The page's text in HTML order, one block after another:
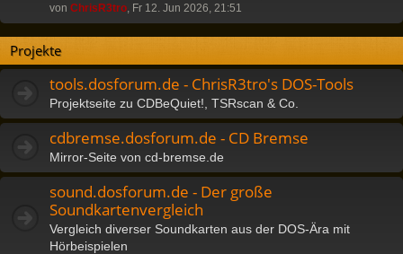
von ChrisR3tro, Fr 12. Jun 2026, 21:51
Projekte
tools.dosforum.de - ChrisR3tro's DOS-Tools
Projektseite zu CDBeQuiet!, TSRscan & Co.
cdbremse.dosforum.de - CD Bremse
Mirror-Seite von cd-bremse.de
sound.dosforum.de - Der große
Soundkartenvergleich
Vergleich diverser Soundkarten aus der DOS-Ära mit
Hörbeispielen